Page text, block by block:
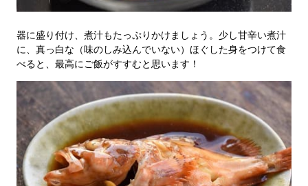
器に盛り付け、煮汁もたっぷりかけましょう。少し甘辛い煮汁
に、真っ白な（味のしみ込んでいない）ほぐした身をつけて食
べると、最高にご飯がすすむと思います！